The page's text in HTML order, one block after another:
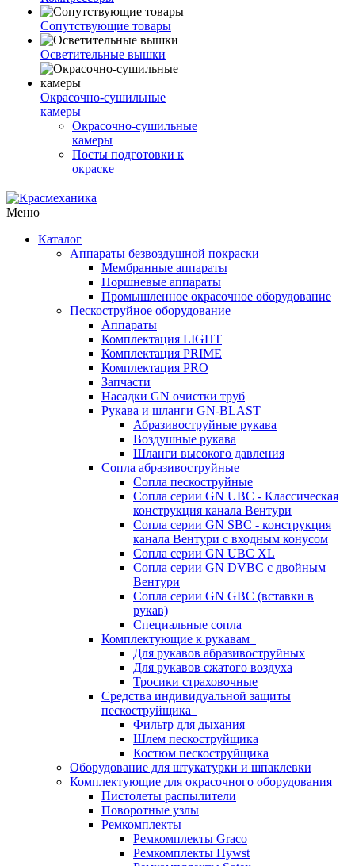
Сопутствующие товары
Осветительные вышки
Окрасочно-сушильные
камеры
Окрасочно-сушильные
камеры
Посты подготовки к
окраске
Меню
Каталог
Аппараты безвоздушной покраски
Мембранные аппараты
Поршневые аппараты
Промышленное окрасочное оборудование
Пескоструйное оборудование
Аппараты
Комплектация LIGHT
Комплектация PRIME
Комплектация PRO
Запчасти
Насадки GN очистки труб
Рукава и шланги GN-BLAST
Абразивоструйные рукава
Воздушные рукава
Шланги высокого давления
Сопла абразивоструйные
Сопла пескоструйные
Сопла серии GN UBC - Классическая
конструкция канала Вентури
Сопла серии GN SBC - конструкция
канала Вентури c входным конусом
Сопла серии GN UBC XL
Сопла серии GN DVBC с двойным
Вентури
Сопла серии GN GBC (вставки в
рукав)
Специальные сопла
Комплектующие к рукавам
Для рукавов абразивоструйных
Для рукавов сжатого воздуха
Тросики страховочные
Средства индивидуальной защиты
пескоструйщика
Фильтр для дыхания
Шлем пескоструйщика
Костюм пескоструйщика
Оборудование для штукатурки и шпаклевки
Комплектующие для окрасочного оборудования
Пистолеты распылители
Поворотные узлы
Ремкомплекты
Ремкомплекты Graco
Ремкомплекты Hywst